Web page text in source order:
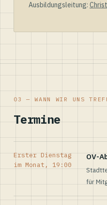
Ausbildungsleitung:
03 — WANN WIR UNS
Termine
Erster Dienstag
im Monat, 19:00
OV-
für